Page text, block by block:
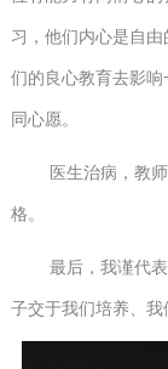
习，他们内心是自
们的良心教育去影
同心愿。
医生治病，教
格。
最后，我谨代
子交于我们培养、我